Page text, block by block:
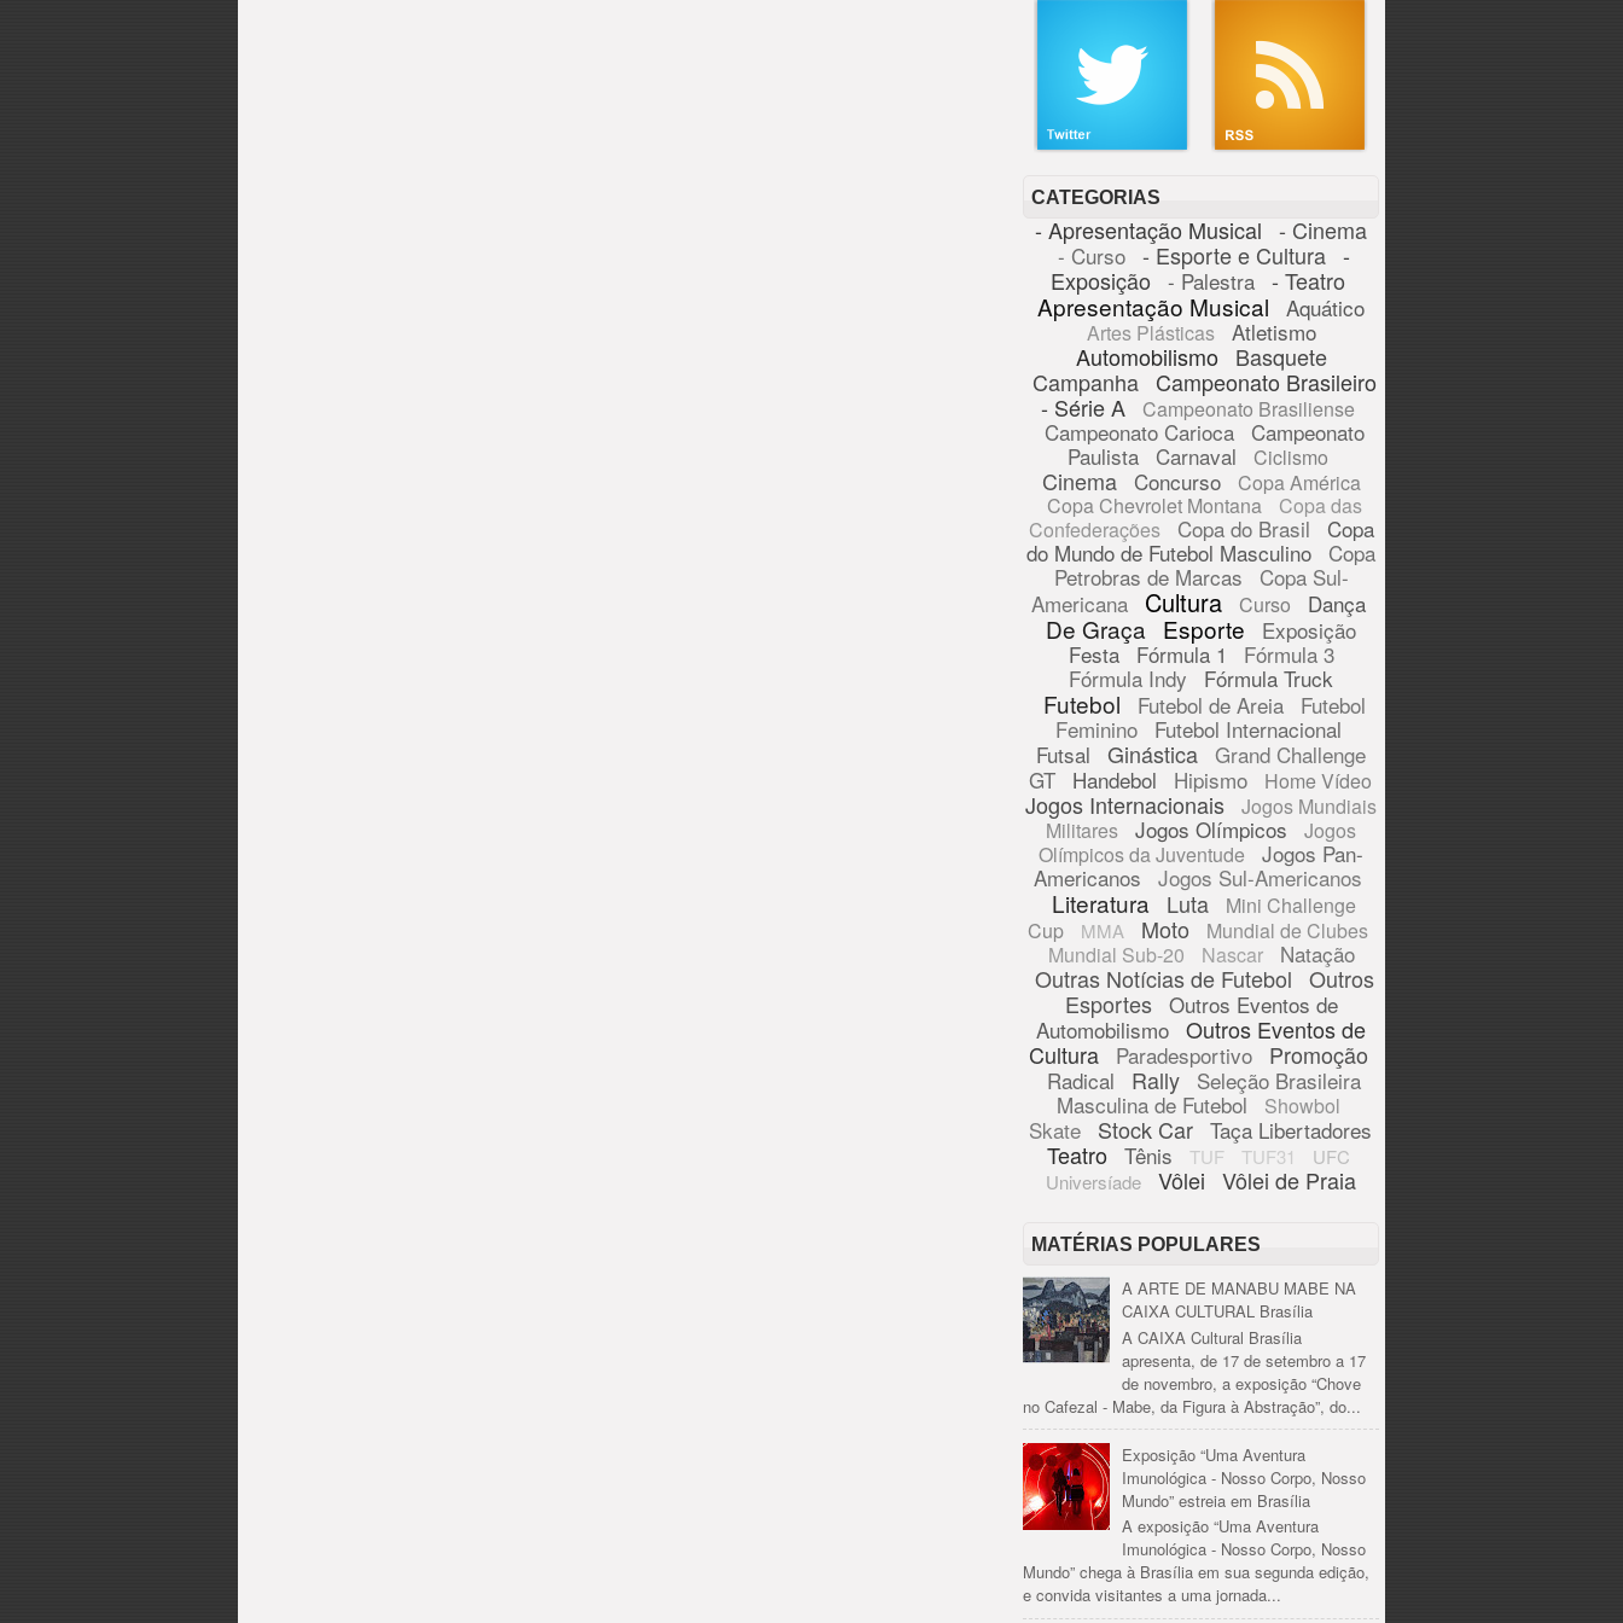
CATEGORIAS
- Apresentação Musical - Cinema
- Curso - Esporte e Cultura -
Exposição - Palestra - Teatro
Apresentação Musical Aquático
Artes Plásticas Atletismo
Automobilismo
Basquete
Campanha Campeonato Brasileiro
- Série A
Campeonato Brasiliense
Campeonato Carioca
Campeonato
Paulista Carnaval Ciclismo
Cinema Concurso
Copa América
Copa Chevrolet Montana
Copa das
Confederações
Copa do Brasil Copa
do Mundo de Futebol Masculino Copa
Petrobras de Marcas
Copa Sul-
Americana
Cultura Curso Dança
De Graça Esporte
Exposição
Festa
Fórmula 1
Fórmula 3
Fórmula Indy
Fórmula Truck
Futebol Futebol de Areia
Futebol
Feminino
Futebol Internacional
Futsal Ginástica Grand Challenge
GT Handebol Hipismo Home Vídeo
Jogos Internacionais
Jogos Mundiais
Militares
Jogos Olímpicos
Jogos
Olímpicos da Juventude
Jogos Pan-
Americanos Jogos Sul-Americanos
Literatura Luta
Mini Challenge
Cup
MMA Moto
Mundial de Clubes
Mundial Sub-20
Nascar Natação
Outras Notícias de Futebol Outros
Esportes Outros Eventos de
Automobilismo Outros Eventos de
Cultura
Paradesportivo Promoção
Radical Rally Seleção Brasileira
Masculina de Futebol
Showbol
Skate Stock Car Taça Libertadores
Teatro Tênis TUF TUF31
UFC
Universíade
Vôlei Vôlei de Praia
MATÉRIAS POPULARES
A ARTE DE MANABU MABE NA
CAIXA CULTURAL Brasília
A CAIXA Cultural Brasília
apresenta, de 17 de setembro a 17
de novembro, a exposição “Chove
no Cafezal - Mabe, da Figura à Abstração”, do...
Exposição “Uma Aventura
Imunológica - Nosso Corpo, Nosso
Mundo” estreia em Brasília
A exposição “Uma Aventura
Imunológica - Nosso Corpo, Nosso
Mundo” chega à Brasília em sua segunda edição,
e convida visitantes a uma jornada...